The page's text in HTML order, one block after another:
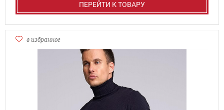
ПЕРЕЙТИ К ТОВАРУ
в избранное